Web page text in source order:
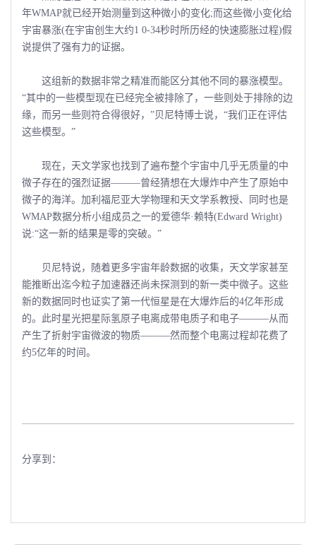
年WMAP就已经开始测量到这种微小的变化;而这些微小变化给
宇宙暴涨(在宇宙创生大约1 0-34秒时所历经的快速膨胀过程)假
说提供了强有力的证据。
这组新的数据非常之精准而能区分其他不同的暴涨模型。
“其中的一些模型现在已经完全被排除了，一些则处于排除的边
缘，而另一些则符合得很好，”贝尼特博士说，“我们正在评估
这些模型。”
现在，天文学家也找到了遍布整个宇宙中几乎无质量的中
微子存在的强烈证据———曾经猜想在大爆炸中产生了原始中
微子的海洋。加利福尼亚大学物理和天文学系教授、同时也是
WMAP数据分析小组成员之一的爱德华·赖特(Edward Wright)
说:“这一新的结果是零的突破。”
贝尼特说，随着更多宇宙年龄数据的收集，天文学家甚至
能推断出迄今粒子加速器还尚未探测到的新一类中微子。这些
新的数据同时也证实了第一代恒星是在大爆炸后的4亿年形成
的。此时星光把星际氢原子电离成带电质子和电子———从而
产生了折射宇宙微波的物质———然而整个电离过程却花费了
约5亿年的时间。
分享到：